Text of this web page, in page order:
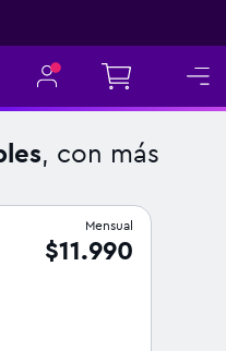
, con más
Mensual
$11.990